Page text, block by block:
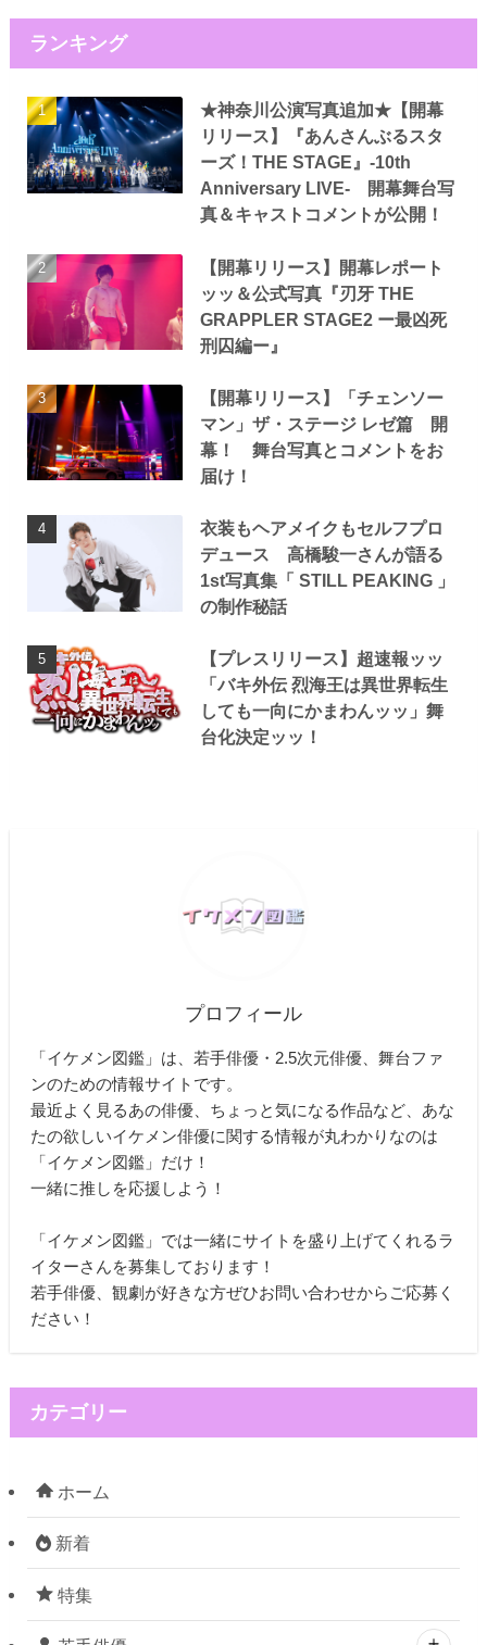
ランキング
★神奈川公演写真追加★【開幕
リリース】『あんさんぶるスタ
ーズ！THE STAGE』-10th
Anniversary LIVE- 開幕舞台写
真＆キャストコメントが公開！
【開幕リリース】開幕レポート
ッッ＆公式写真『刃牙 THE
GRAPPLER STAGE2 ー最凶死
刑囚編ー』
【開幕リリース】「チェンソー
マン」ザ・ステージ レゼ篇 開
幕！ 舞台写真とコメントをお
届け！
衣装もヘアメイクもセルフプロ
デュース 高橋駿一さんが語る
1st写真集「 STILL PEAKING 」
の制作秘話
【プレスリリース】超速報ッッ
「バキ外伝 烈海王は異世界転生
しても一向にかまわんッッ」舞
台化決定ッッ！
プロフィール
「イケメン図鑑」は、若手俳優・2.5次元俳優、舞台ファ
ンのための情報サイトです。
最近よく見るあの俳優、ちょっと気になる作品など、あな
たの欲しいイケメン俳優に関する情報が丸わかりなのは
「イケメン図鑑」だけ！
一緒に推しを応援しよう！
「イケメン図鑑」では一緒にサイトを盛り上げてくれるラ
イターさんを募集しております！
若手俳優、観劇が好きな方ぜひお問い合わせからご応募く
ださい！
カテゴリー
ホーム
新着
特集